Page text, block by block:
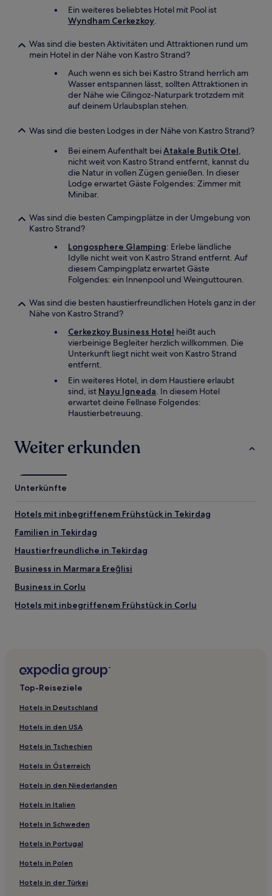
Ein weiteres beliebtes Hotel mit Pool ist
Wyndham Cerkezkoy.
Was sind die besten Aktivitäten und Attraktionen rund um
mein Hotel in der Nähe von Kastro Strand?
Auch wenn es sich bei Kastro Strand herrlich am
Wasser entspannen lässt, sollten Attraktionen in
der Nähe wie Cilingoz-Naturpark trotzdem mit
auf deinem Urlaubsplan stehen.
Was sind die besten Lodges in der Nähe von Kastro Strand?
Bei einem Aufenthalt beiAtakale Butik Otel,
nicht weit von Kastro Strand entfernt, kannst du
die Natur in vollen Zügen genießen. In dieser
Lodge erwartet Gäste Folgendes: Zimmer mit
Minibar.
Was sind die besten Campingplätze in der Umgebung von
Kastro Strand?
Longosphere Glamping: Erlebe ländliche
Idylle nicht weit von Kastro Strand entfernt. Auf
diesem Campingplatz erwartet Gäste
Folgendes: ein Innenpool und Weinguttouren.
Was sind die besten haustierfreundlichen Hotels ganz in der
Nähe von Kastro Strand?
Cerkezkoy Business Hotel heißt auch
vierbeinige Begleiter herzlich willkommen. Die
Unterkunft liegt nicht weit von Kastro Strand
entfernt.
Ein weiteres Hotel, in dem Haustiere erlaubt
sind, ist Nayu Igneada. In diesem Hotel
erwartet deine Fellnase Folgendes:
Haustierbetreuung.
Weiter erkunden
Unterkünfte
Hotels mit inbegriffenem Frühstück in Tekirdag
Familien in Tekirdag
Haustierfreundliche in Tekirdag
Business in Marmara Ereğlisi
Business in Corlu
Hotels mit inbegriffenem Frühstück in Corlu
Tekirdağ: Hotels
Corlu Hotels
Hotels nahe Tekirdag Marina
Safaalan Hotels
Top-Reiseziele
Hotels in Deutschland
Hotels in den USA
Hotels in Tschechien
Hotels in Österreich
Hotels in den Niederlanden
Hotels in Italien
Hotels in Schweden
Hotels in Portugal
Hotels in Polen
Hotels in der Türkei